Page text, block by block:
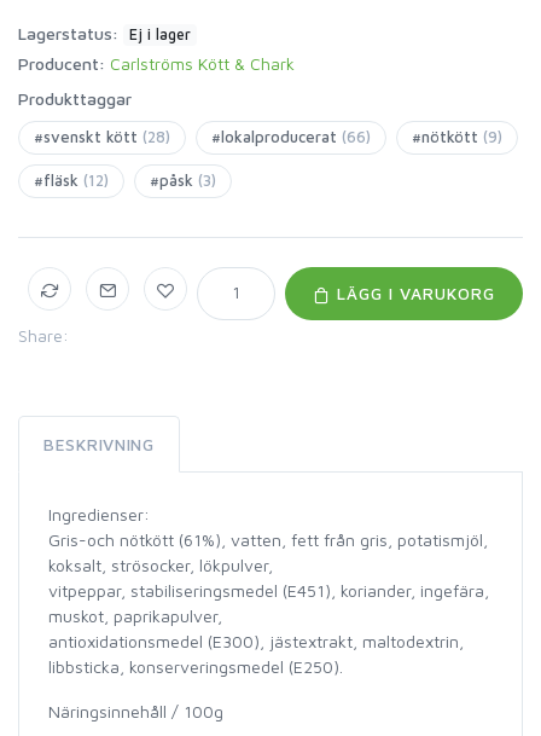
Lagerstatus: Ej i lager
Producent: Carlströms Kött & Chark
Produkttaggar
#svenskt kött (28) #lokalproducerat (66) #nötkött (9)
#fläsk (12) #påsk (3)
Share:
LÄGG I VARUKORG
BESKRIVNING
Ingredienser:
Gris-och nötkött (61%), vatten, fett från gris, potatismjöl,
koksalt, strösocker, lökpulver,
vitpeppar, stabiliseringsmedel (E451), koriander, ingefära,
muskot, paprikapulver,
antioxidationsmedel (E300), jästextrakt, maltodextrin,
libbsticka, konserveringsmedel (E250).
Näringsinnehåll / 100g